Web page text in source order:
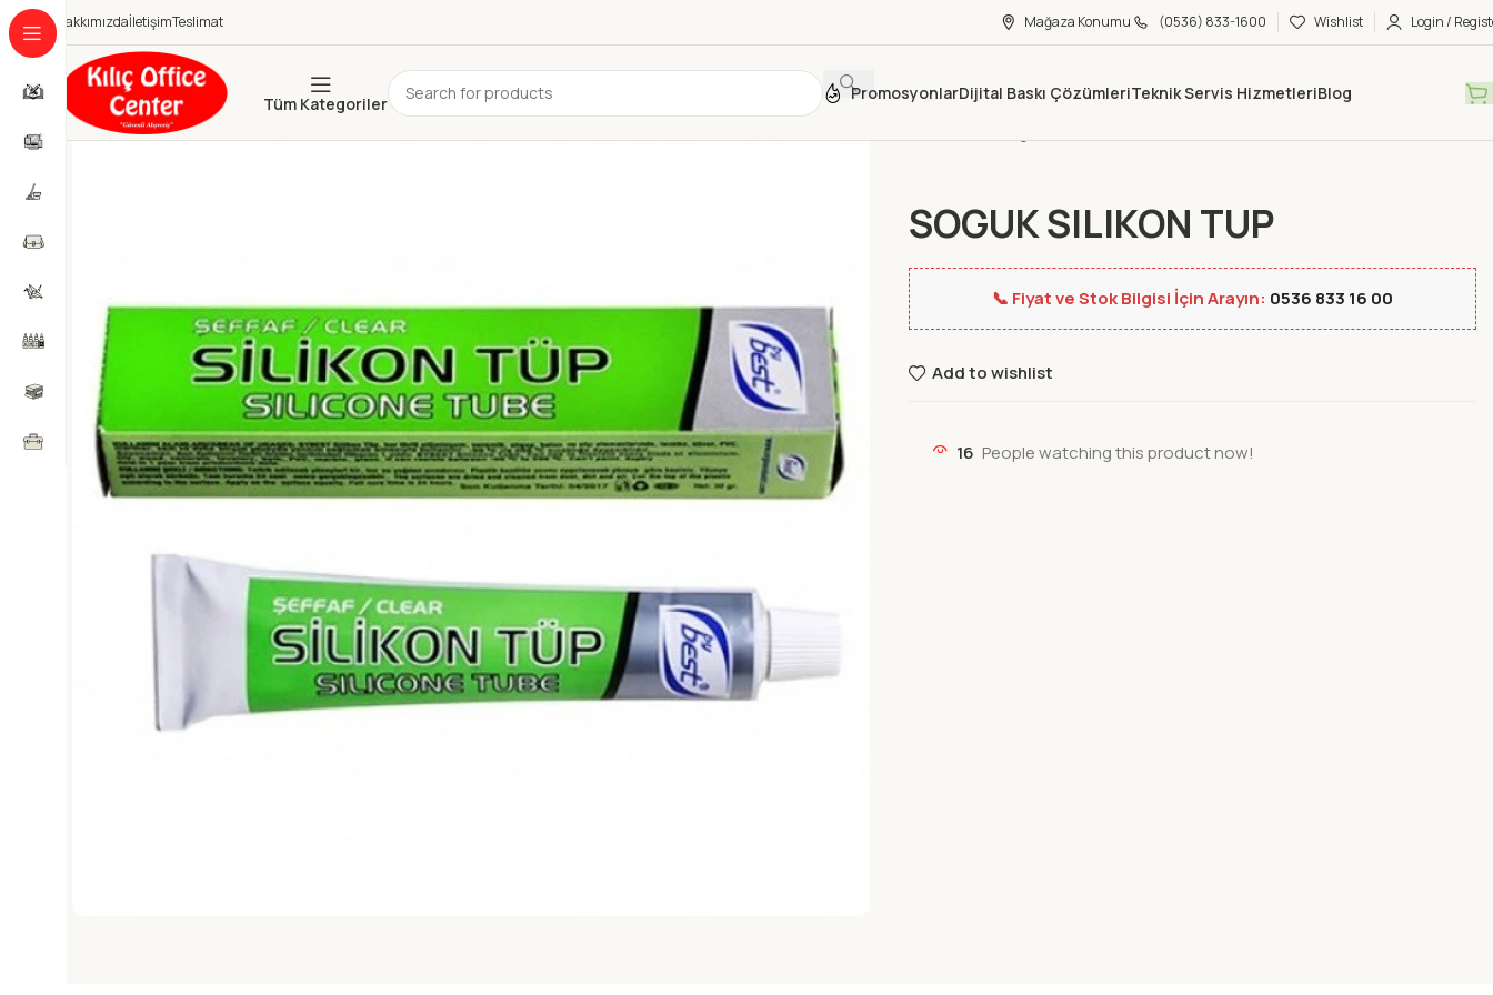
HakkımızdaİletişimTeslimat Mağaza Konumu (0536) 833-1600 Wishlist Login /
Tüm Kategoriler
PromosyonlarDijital Baskı ÇözümleriTeknik Servis HizmetleriBlog
SOGUK SILIKON TUP
📞 Fiyat ve Stok Bilgisi İçin Arayın: 0536 833 16 00
Add to wishlist
16 People watching this product now!